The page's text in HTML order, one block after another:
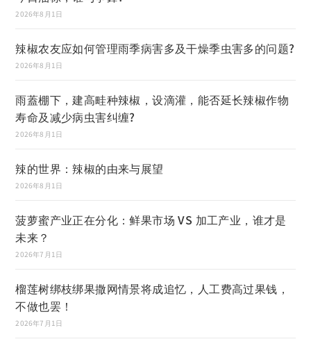
2026年8月1日
辣椒农友应如何管理雨季病害多及干燥季虫害多的问题?
2026年8月1日
雨蓋棚下，建高畦种辣椒，设滴灌，能否延长辣椒作物
寿命及减少病虫害纠缠?
2026年8月1日
辣的世界：辣椒的由来与展望
2026年8月1日
菠萝蜜产业正在分化：鲜果市场 VS 加工产业，谁才是
未来？
2026年7月1日
榴莲树绑枝绑果撒网情景将成追忆，人工费高过果钱，
不做也罢！
2026年7月1日